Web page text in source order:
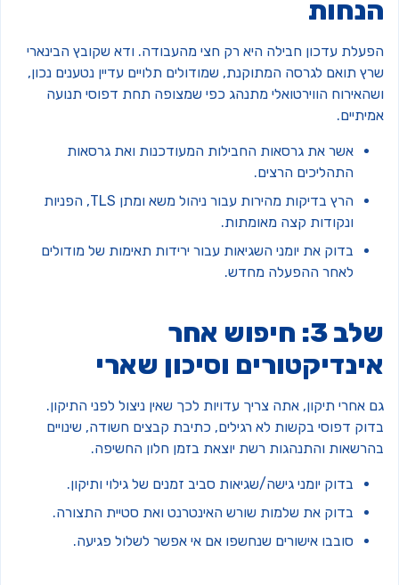
עדכון חבילה היא רק חצי מהעבודה. ודא שקובץ הבינארי
תואם לגרסה המתוקנת, שמודולים תלויים עדיין נטענים נכון,
הווירטואלי מתנהג כפי שמצופה תחת דפוסי תנועה
אשר את גרסאות החבילות המעודכנות ואת גרסאות
התהליכים הרצים.
הרץ בדיקות מהירות עבור ניהול משא ומתן TLS, הפניות
ונקודות קצה מאומתות.
בדוק את יומני השגיאות עבור ירידות תאימות של מודולים
לאחר ההפעלה מחדש.
שלב 3: חיפוש אחר
וסיכון שארי
אחרי תיקון, אתה צריך עדויות לכך שאין ניצול לפני התיקון.
דפוסי בקשות לא רגילים, כתיבת קבצים חשודה, שינויים
והתנהגות רשת יוצאת בזמן חלון החשיפה.
בדוק יומני גישה/שגיאות סביב זמנים של גילוי ותיקון.
בדוק את שלמות שורש האינטרנט ואת סטיית התצורה.
סובבו אישורים שנחשפו אם אי אפשר לשלול פגיעה.